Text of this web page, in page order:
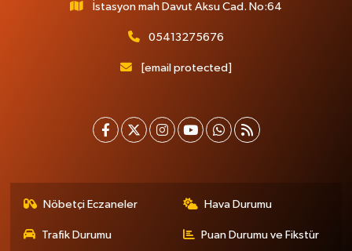
İstasyon mah Davut Aksu Cad. No:64
05413275676
[email protected]
Nöbetçi Eczaneler Hava Durumu
Trafik Durumu Puan Durumu ve Fikstür